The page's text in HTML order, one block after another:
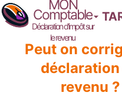
MON
Comptable
Déclaration d'impôt sur
le revenu
Peut on
déclaration
revenu ?